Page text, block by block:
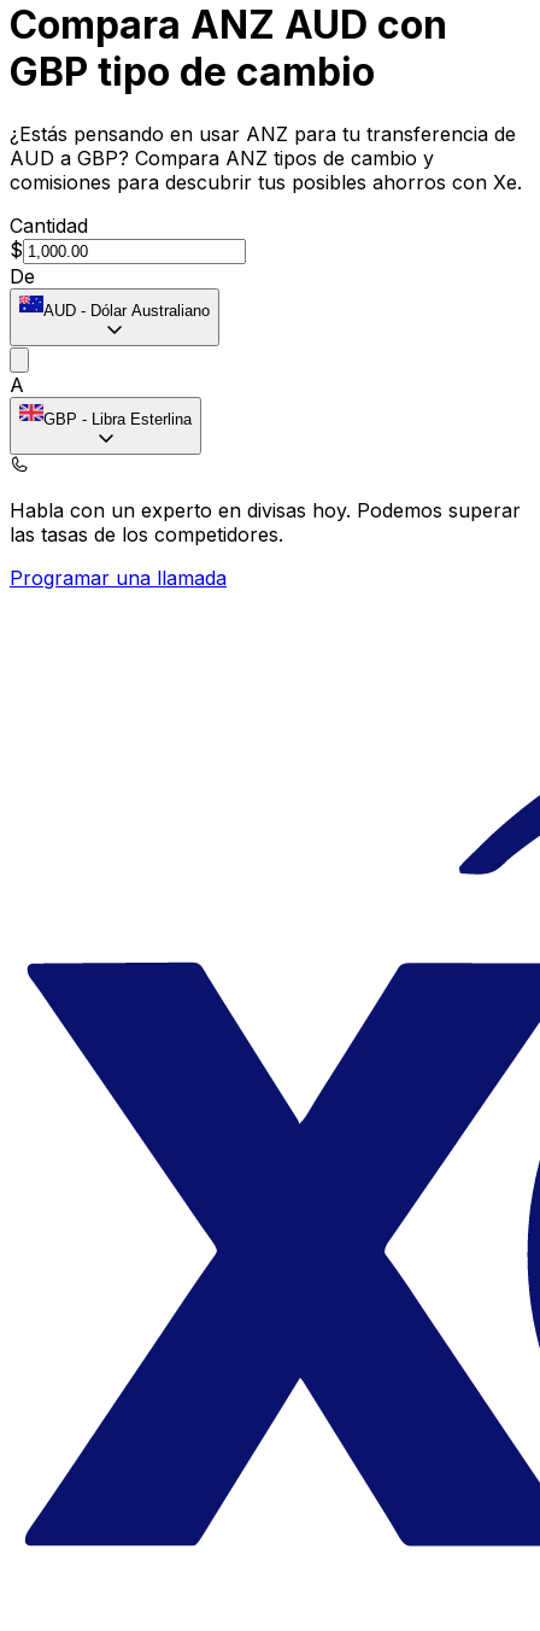
Compara ANZ AUD con
GBP tipo de cambio
¿Estás pensando en usar ANZ para tu transferencia de
AUD a GBP? Compara ANZ tipos de cambio y
comisiones para descubrir tus posibles ahorros con Xe.
Cantidad
$
De
AUD - Dólar Australiano
A
GBP - Libra Esterlina
Habla con un experto en divisas hoy. Podemos superar
las tasas de los competidores.
Programar una llamada